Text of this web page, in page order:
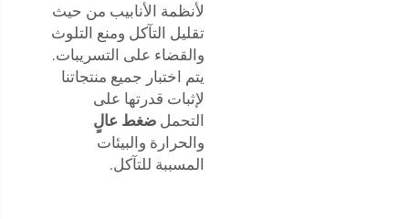
لأنظمة الأنابيب من حيث
تقليل التآكل ومنع التلوث
والقضاء على التسريبات.
يتم اختبار جميع منتجاتنا
لإثبات قدرتها على
التحمل ضغط عالٍ
والحرارة والبيئات
المسببة للتآكل.